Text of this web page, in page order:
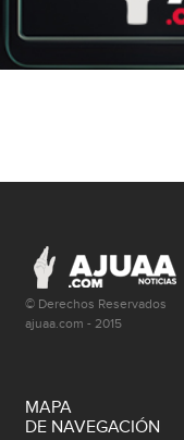
© Derechos Reservados
ajuaa.com - 2015
MAPA
DE NAVEGACIÓN